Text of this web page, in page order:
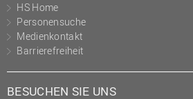
HS Home
Personensuche
Medienkontakt
Barrierefreiheit
BESUCHEN SIE UNS